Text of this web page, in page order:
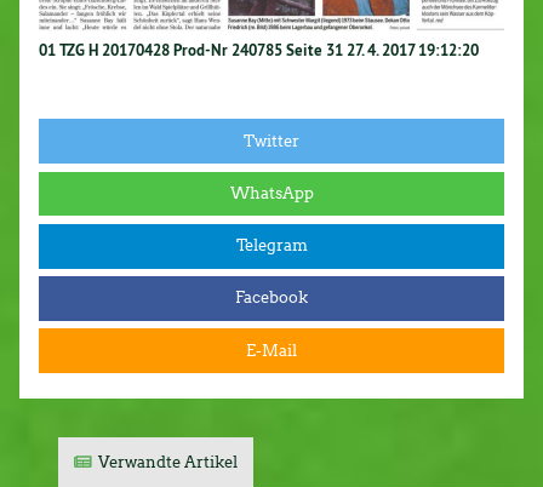
01 TZG H 20170428 Prod-Nr 240785 Seite 31 27. 4. 2017 19:12:20
Twitter
WhatsApp
Telegram
Facebook
E-Mail
Verwandte Artikel